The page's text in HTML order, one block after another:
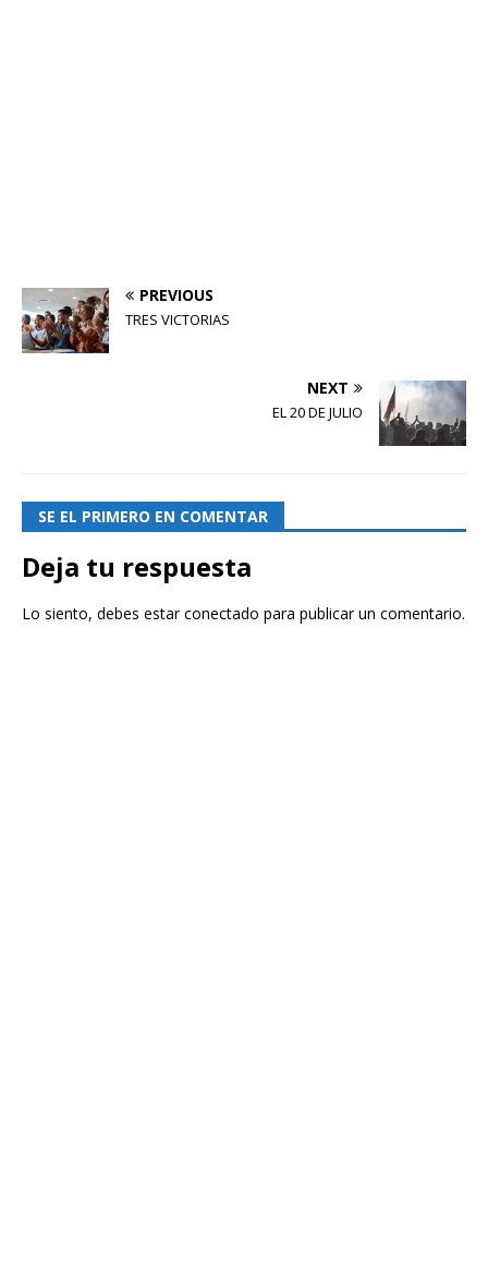
PREVIOUS
TRES VICTORIAS
NEXT
EL 20 DE JULIO
SE EL PRIMERO EN COMENTAR
Deja tu respuesta
Lo siento, debes estarconectado para publicar un comentario.